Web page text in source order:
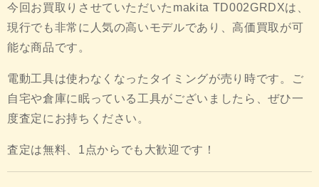
今回お買取りさせていただいたmakita TD002GRDXは、
現行でも非常に人気の高いモデルであり、高価買取が可
能な商品です。
電動工具は使わなくなったタイミングが売り時です。ご
自宅や倉庫に眠っている工具がございましたら、ぜひ一
度査定にお持ちください。
査定は無料、1点からでも大歓迎です！